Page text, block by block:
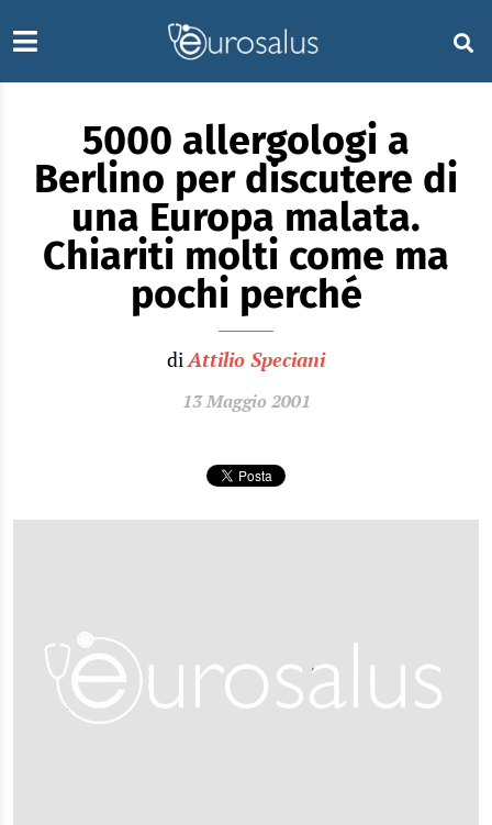
5000 allergologi a
Berlino per discutere di
una Europa malata.
Chiariti molti come ma
pochi perché
diAttilio Speciani
13 Maggio 2001